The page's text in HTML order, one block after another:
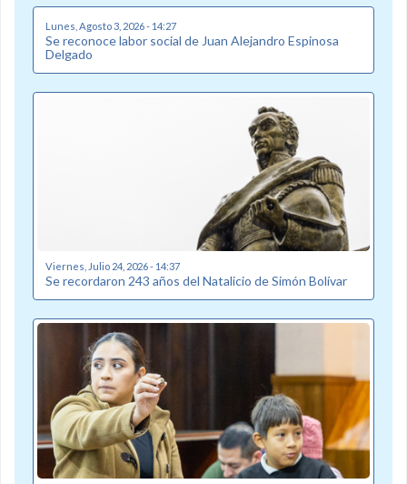
Lunes, Agosto 3, 2026 - 14:27
Se reconoce labor social de Juan Alejandro Espinosa
Delgado
Viernes, Julio 24, 2026 - 14:37
Se recordaron 243 años del Natalicio de Simón Bolívar